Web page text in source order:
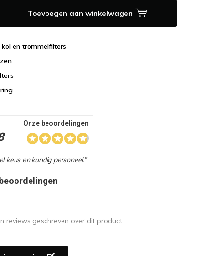
Toevoegen aan winkelwagen
koi en trommelfilters
Onze beoordelingen
keus en kundig personeel.”
reviews geschreven over dit product.